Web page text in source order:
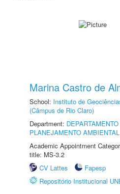
Marina Castro de
School: Instituto de
(Câmpus de Rio Claro)
Department:
PLANEJAMENTO AMBIENTAL
Academic Appointment
title: MS-3.2
CV Lattes
Fapesp
Repositório Institucional